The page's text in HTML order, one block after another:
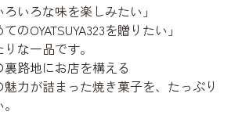
ろいろな味を楽しみたい」
のOYATSUYA323を贈りたい」
な一品です。
路地にお店を構える
魅力が詰まった焼き菓子を、たっぷり